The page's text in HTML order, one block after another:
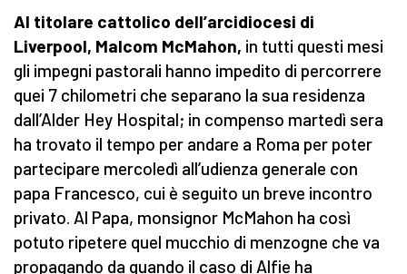
Al titolare cattolico dell’arcidiocesi di
Liverpool, Malcom McMahon, in tutti questi mesi
gli impegni pastorali hanno impedito di percorrere
quei 7 chilometri che separano la sua residenza
dall’Alder Hey Hospital; in compenso martedì sera
ha trovato il tempo per andare a Roma per poter
partecipare mercoledì all’udienza generale con
papa Francesco, cui è seguito un breve incontro
privato. Al Papa, monsignor McMahon ha così
potuto ripetere quel mucchio di menzogne che va
propagando da quando il caso di Alfie ha